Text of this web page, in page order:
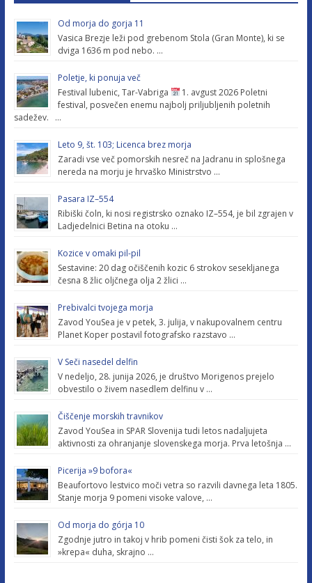
Od morja do gorja 11
Vasica Brezje leži pod grebenom Stola (Gran Monte), ki se
dviga 1636 m pod nebo. …
Poletje, ki ponuja več
Festival lubenic, Tar-Vabriga
1. avgust 2026 Poletni
festival, posvečen enemu najbolj priljubljenih poletnih
sadežev. …
Leto 9, št. 103; Licenca brez morja
Zaradi vse več pomorskih nesreč na Jadranu in splošnega
nereda na morju je hrvaško Ministrstvo …
Pasara IZ–554
Ribiški čoln, ki nosi registrsko oznako IZ–554, je bil zgrajen v
Ladjedelnici Betina na otoku …
Kozice v omaki pil-pil
Sestavine: 20 dag očiščenih kozic 6 strokov sesekljanega
česna 8 žlic oljčnega olja 2 žlici …
Prebivalci tvojega morja
Zavod YouSea je v petek, 3. julija, v nakupovalnem centru
Planet Koper postavil fotografsko razstavo …
V Seči nasedel delfin
V nedeljo, 28. junija 2026, je društvo Morigenos prejelo
obvestilo o živem nasedlem delfinu v …
Čiščenje morskih travnikov
Zavod YouSea in SPAR Slovenija tudi letos nadaljujeta
aktivnosti za ohranjanje slovenskega morja. Prva letošnja …
Picerija »9 bofora«
Beaufortovo lestvico moči vetra so razvili davnega leta 1805.
Stanje morja 9 pomeni visoke valove, …
Od morja do górja 10
Zgodnje jutro in takoj v hrib pomeni čisti šok za telo, in
»krepa« duha, skrajno …